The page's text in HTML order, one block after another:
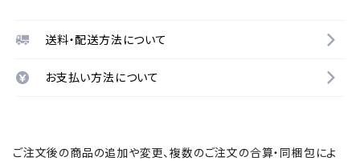
送料・配送方法について
お支払い方法について
ご注文後の商品の追加や変更、複数のご注文の合算・同梱包によ